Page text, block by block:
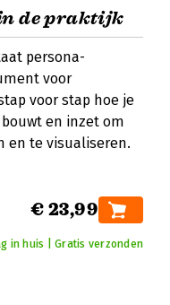
de praktijk
persona-
voor
voor stap hoe je
en inzet om
en te visualiseren.
€ 23,99
in huis | Gratis verzonden